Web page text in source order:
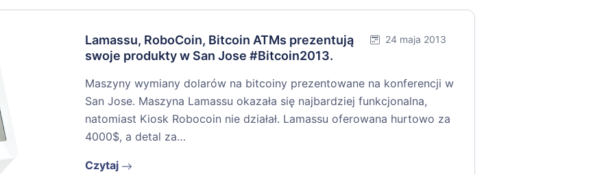
Lamassu, RoboCoin, Bitcoin ATMs prezentują
swoje produkty w San Jose #Bitcoin2013.
24 maja 2013
Maszyny wymiany dolarów na bitcoiny prezentowane na konferencji w
San Jose. Maszyna Lamassu okazała się najbardziej funkcjonalna,
natomiast Kiosk Robocoin nie działał. Lamassu oferowana hurtowo za
4000$, a detal za…
Czytaj